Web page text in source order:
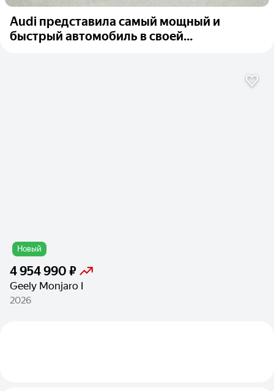
Audi представила самый мощный и
быстрый автомобиль в своей...
Новый
4 954 990 ₽
Geely Monjaro I
2026